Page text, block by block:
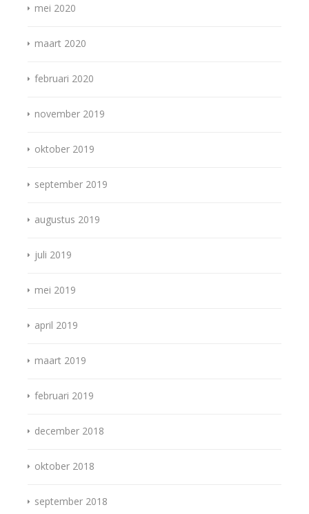
mei 2020
maart 2020
februari 2020
november 2019
oktober 2019
september 2019
augustus 2019
juli 2019
mei 2019
april 2019
maart 2019
februari 2019
december 2018
oktober 2018
september 2018